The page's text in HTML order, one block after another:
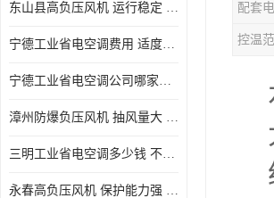
东山县高负压风机 运行稳定 耐高温 防腐蚀
宁德工业省电空调费用 适度较高 节省占用空间
宁德工业省电空调公司哪家好 适度较高 结构紧凑 美观
漳州防爆负压风机 抽风量大 通风降温效果好
三明工业省电空调多少钱 不受管长限制 保持空气湿润
永春高负压风机 保护能力强 体积大 风道大
配套
控温